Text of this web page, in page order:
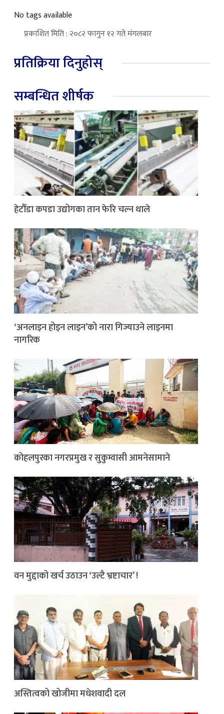
No tags available
प्रकाशित मिति : २०८२ फागुन १२ गते मंगलबार
प्रतिक्रिया दिनुहोस्
सम्बन्धित शीर्षक
हेटौँडा कपडा उद्योगका तान फेरि चल्न थाले
‘अनलाइन होइन लाइन’को नारा गिज्याउने लाइनमा
नागरिक
कोहलपुरका नगरप्रमुख र सुकुम्वासी आमनेसामाने
वन मुद्दाको खर्च उठाउन ‘उल्टै भ्रष्टाचार’ !
अस्तित्वको खोजीमा मधेशवादी दल